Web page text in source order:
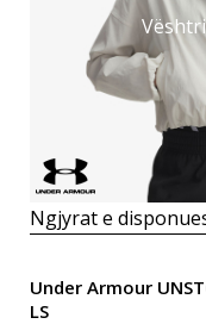
Ngjyrat e
Under Armour
LS